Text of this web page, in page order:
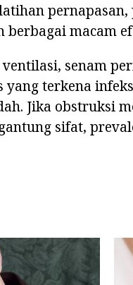
macam
senam
terkena
Jika obstruksi
sifat,